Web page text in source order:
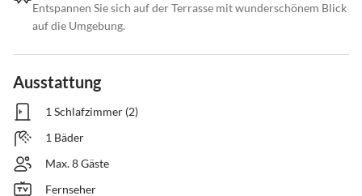
Entspannen Sie sich auf der Terrasse mit wunderschönem Blick
auf die Umgebung.
Ausstattung
1 Schlafzimmer (2)
1 Bäder
Max. 8 Gäste
Fernseher